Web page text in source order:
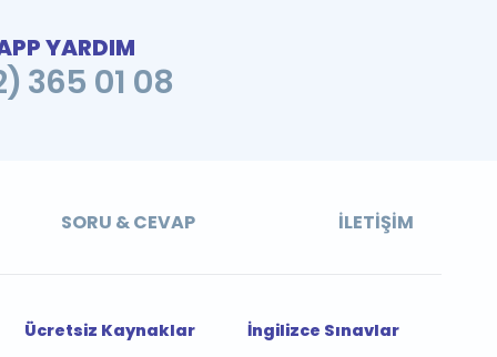
YARDIM
365 01 08
SORU & CEVAP İLETIŞIM
Ücretsiz Kaynaklar
İngilizce Sınavlar